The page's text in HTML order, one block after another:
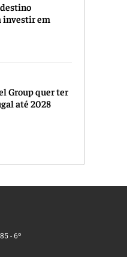
investir em
Group quer ter
até 2028
- 6º